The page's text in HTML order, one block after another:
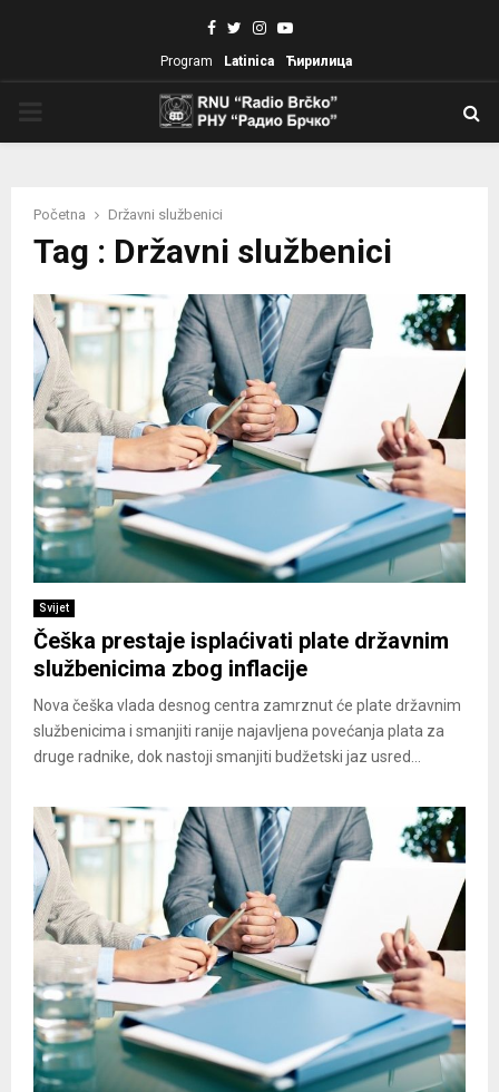
Facebook
TwitterInstagram
Youtube
Program Latinica Ћирилица
Početna Državni službenici
Tag : Državni službenici
Svijet
Češka prestaje isplaćivati plate državnim
službenicima zbog inflacije
Nova češka vlada desnog centra zamrznut će plate državnim
službenicima i smanjiti ranije najavljena povećanja plata za
druge radnike, dok nastoji smanjiti budžetski jaz usred...